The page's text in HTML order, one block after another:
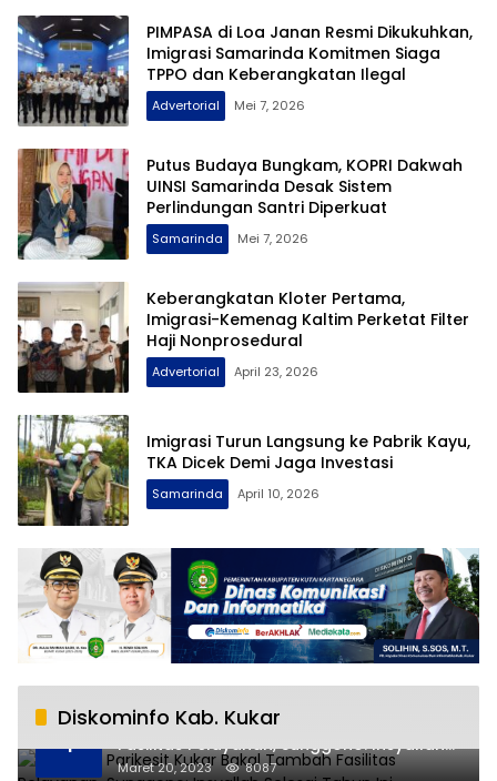
PIMPASA di Loa Janan Resmi Dikukuhkan,
Imigrasi Samarinda Komitmen Siaga
TPPO dan Keberangkatan Ilegal
Advertorial Mei 7, 2026
Putus Budaya Bungkam, KOPRI Dakwah
UINSI Samarinda Desak Sistem
Perlindungan Santri Diperkuat
Samarinda Mei 7, 2026
Keberangkatan Kloter Pertama,
Imigrasi-Kemenag Kaltim Perketat Filter
Haji Nonprosedural
Advertorial April 23, 2026
Imigrasi Turun Langsung ke Pabrik Kayu,
TKA Dicek Demi Jaga Investasi
Samarinda April 10, 2026
Diskominfo Kab. Kukar
1
RSUD AM Parikesit Kukar Bakal Tambah
Fasilitas Pelayanan, Sunggono: Insyallah
Selesai Tahun Ini
Maret 20, 2023 8087